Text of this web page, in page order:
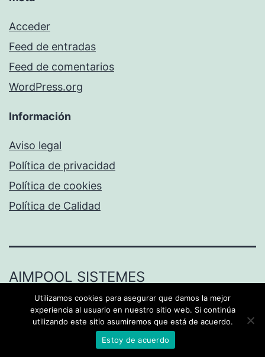
Acceder
Feed de entradas
Feed de comentarios
WordPress.org
Información
Aviso legal
Política de privacidad
Política de cookies
Política de Calidad
AIMPOOL SISTEMES
Funciona gracias aWordPress.
Utilizamos cookies para asegurar que damos la mejor
experiencia al usuario en nuestro sitio web. Si continúa
utilizando este sitio asumiremos que está de acuerdo.
Estoy de acuerdo